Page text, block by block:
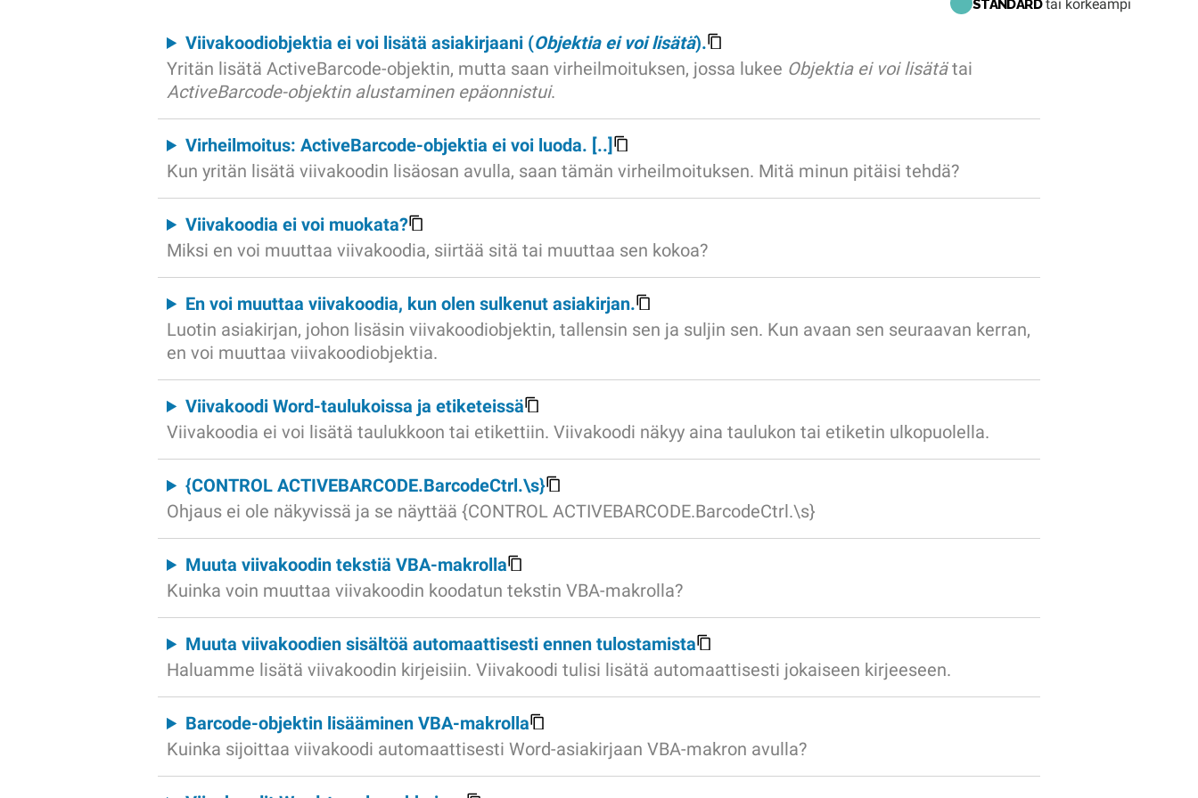
STANDARDtai korkeampi
Viivakoodiobjektia ei voi lisätä asiakirjaani (Objektia ei voi lisätä).
Yritän lisätä ActiveBarcode-objektin, mutta saan virheilmoituksen, jossa lukee Objektia ei voi lisätätai
ActiveBarcode-objektin alustaminen epäonnistui.
Virheilmoitus: ActiveBarcode-objektia ei voi luoda. [..]
Kun yritän lisätä viivakoodin lisäosan avulla, saan tämän virheilmoituksen. Mitä minun pitäisi tehdä?
Viivakoodia ei voi muokata?
Miksi en voi muuttaa viivakoodia, siirtää sitä tai muuttaa sen kokoa?
En voi muuttaa viivakoodia, kun olen sulkenut asiakirjan.
Luotin asiakirjan, johon lisäsin viivakoodiobjektin, tallensin sen ja suljin sen. Kun avaan sen seuraavan kerran,
en voi muuttaa viivakoodiobjektia.
Viivakoodi Word-taulukoissa ja etiketeissä
Viivakoodia ei voi lisätä taulukkoon tai etikettiin. Viivakoodi näkyy aina taulukon tai etiketin ulkopuolella.
{CONTROL ACTIVEBARCODE.BarcodeCtrl.\s}
Ohjaus ei ole näkyvissä ja se näyttää {CONTROL ACTIVEBARCODE.BarcodeCtrl.\s}
Muuta viivakoodin tekstiä VBA-makrolla
Kuinka voin muuttaa viivakoodin koodatun tekstin VBA-makrolla?
Muuta viivakoodien sisältöä automaattisesti ennen tulostamista
Haluamme lisätä viivakoodin kirjeisiin. Viivakoodi tulisi lisätä automaattisesti jokaiseen kirjeeseen.
Barcode-objektin lisääminen VBA-makrolla
Kuinka sijoittaa viivakoodi automaattisesti Word-asiakirjaan VBA-makron avulla?